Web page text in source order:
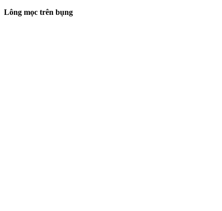
Lông mọc trên bụng